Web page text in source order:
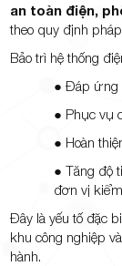
an toàn điện,
theo quy định
Bảo trì hệ thống
● Đáp ứng
● Phục vụ
● Hoàn
● Tăng độ
đơn vị
Đây là yếu tố đặc
khu công nghiệp
hành.